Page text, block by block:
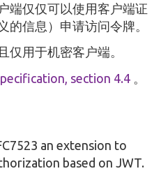
端仅仅可以使用客户端证
的信息）申请访问令牌。
仅用于机密客户端。
section 4.4
an extension to
based on JWT.